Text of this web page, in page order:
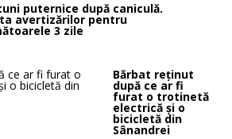
puternice după caniculă.
avertizărilor pentru
3 zile
Bărbat reținut
după ce ar fi
furat o trotinetă
electrică și o
bicicletă din
Sânandrei